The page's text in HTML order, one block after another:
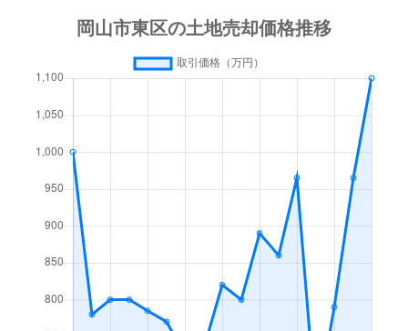
瀬戸町江尻
1,100万円
2,500万円 瀬戸
徒歩26
瀬戸町下
徒歩7分
瀬戸町下
徒歩4分
瀬戸町下
瀬戸
徒歩9分
瀬戸町下
瀬戸
瀬戸町下
900万円